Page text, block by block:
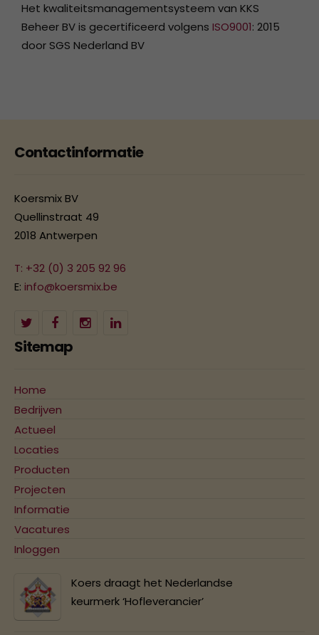
Het kwaliteitsmanagementsysteem van KKS
Beheer BV is gecertificeerd volgens ISO9001: 2015
door SGS Nederland BV
Contactinformatie
Koersmix BV
Quellinstraat 49
2018 Antwerpen
T: +32 (0) 3 205 92 96
E: info@koersmix.be
Sitemap
Home
Bedrijven
Actueel
Locaties
Producten
Projecten
Informatie
Vacatures
Inloggen
Koers draagt het Nederlandse
keurmerk ‘Hofleverancier’